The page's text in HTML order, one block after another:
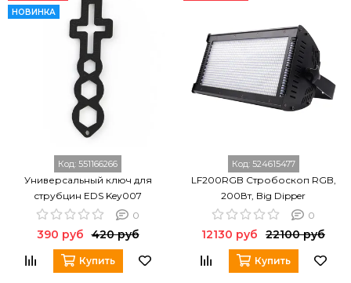
НОВИНКА
Код: 551166266
Универсальный ключ для
струбцин EDS Key007
0
390 руб 420 руб
Купить
Код: 524615477
LF200RGB Стробоскоп RGB,
200Вт, Big Dipper
0
12130 руб 22100 руб
Купить